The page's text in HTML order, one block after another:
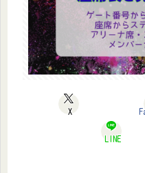
X
LINE